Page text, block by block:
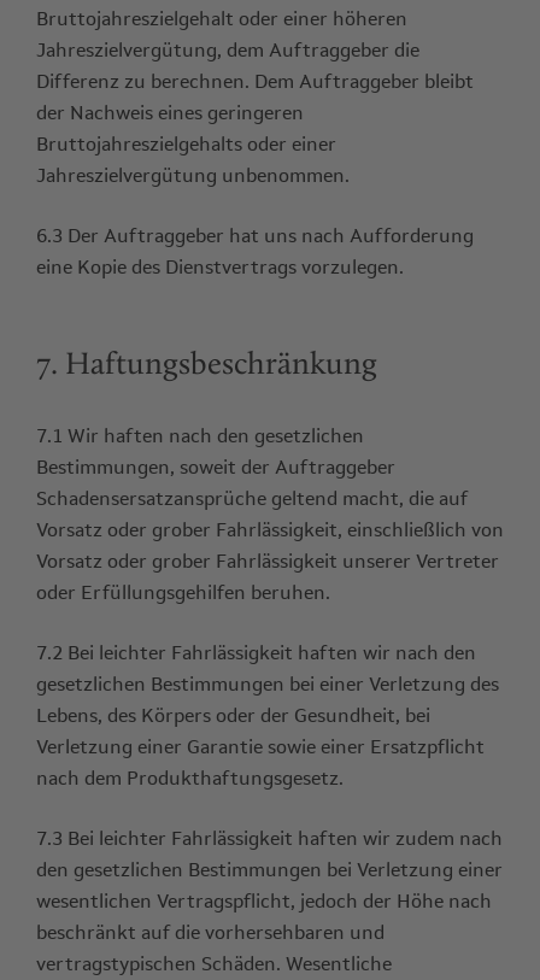
Bruttojahreszielgehalt oder einer höheren
Jahreszielvergütung, dem Auftraggeber die
Differenz zu berechnen. Dem Auftraggeber bleibt
der Nachweis eines geringeren
Bruttojahreszielgehalts oder einer
Jahreszielvergütung unbenommen.
6.3 Der Auftraggeber hat uns nach Aufforderung
eine Kopie des Dienstvertrags vorzulegen.
7. Haftungsbeschränkung
7.1 Wir haften nach den gesetzlichen
Bestimmungen, soweit der Auftraggeber
Schadensersatzansprüche geltend macht, die auf
Vorsatz oder grober Fahrlässigkeit, einschließlich von
Vorsatz oder grober Fahrlässigkeit unserer Vertreter
oder Erfüllungsgehilfen beruhen.
7.2 Bei leichter Fahrlässigkeit haften wir nach den
gesetzlichen Bestimmungen bei einer Verletzung des
Lebens, des Körpers oder der Gesundheit, bei
Verletzung einer Garantie sowie einer Ersatzpflicht
nach dem Produkthaftungsgesetz.
7.3 Bei leichter Fahrlässigkeit haften wir zudem nach
den gesetzlichen Bestimmungen bei Verletzung einer
wesentlichen Vertragspflicht, jedoch der Höhe nach
beschränkt auf die vorhersehbaren und
vertragstypischen Schäden. Wesentliche